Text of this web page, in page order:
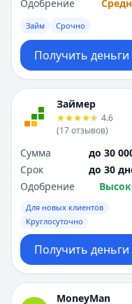
Одобрение
Займ Срочно
Получить деньги
Займер
4.6
(17отзывов)
Сумма
до 30
Срок
до 30
Одобрение
Для новых клиентов
Круглосуточно
Получить деньги
MoneyMan